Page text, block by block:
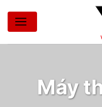
nội
dung
Máy